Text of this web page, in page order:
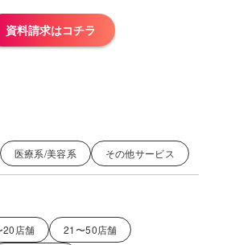
資料請求はコチラ
医療系/美容系 その他サービス
20店舗
21〜50店舗